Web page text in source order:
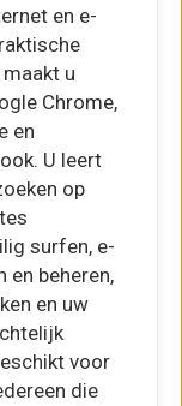
en e-
u
Chrome,
en
U leert
op
surfen, e-
en beheren,
en uw
voor
die